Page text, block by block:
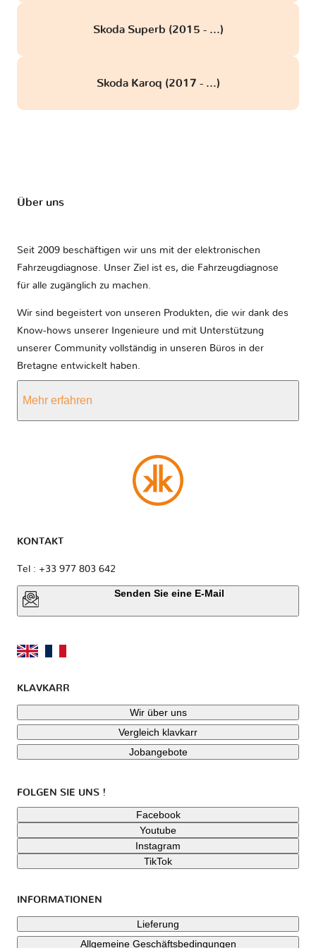
Skoda Superb (2015 - ...)
Skoda Karoq (2017 - ...)
Über uns
Seit 2009 beschäftigen wir uns mit der elektronischen
Fahrzeugdiagnose. Unser Ziel ist es, die Fahrzeugdiagnose
für alle zugänglich zu machen.
Wir sind begeistert von unseren Produkten, die wir dank des
Know-hows unserer Ingenieure und mit Unterstützung
unserer Community vollständig in unseren Büros in der
Bretagne entwickelt haben.
Mehr erfahren
KONTAKT
Tel : +33 977 803 642
Senden Sie eine E-Mail
KLAVKARR
Wir über uns
Vergleich klavkarr
Jobangebote
FOLGEN SIE UNS !
Facebook
Youtube
Instagram
TikTok
INFORMATIONEN
Lieferung
Allgemeine Geschäftsbedingungen